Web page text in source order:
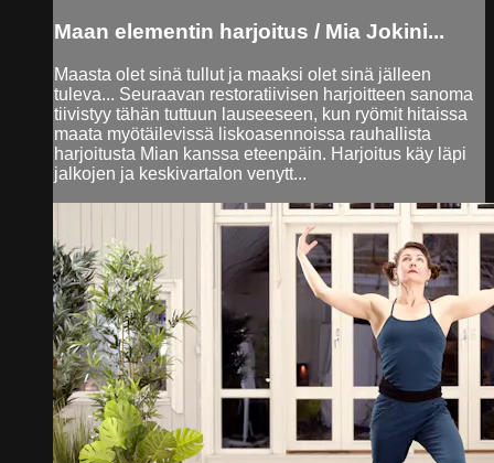
Maan elementin harjoitus / Mia Jokini...
Maasta olet sinä tullut ja maaksi olet sinä jälleen
tuleva... Seuraavan restoratiivisen harjoitteen sanoma
tiivistyy tähän tuttuun lauseeseen, kun ryömit hitaissa
maata myötäilevissä liskoasennoissa rauhallista
harjoitusta Mian kanssa eteenpäin. Harjoitus käy läpi
jalkojen ja keskivartalon venytt...